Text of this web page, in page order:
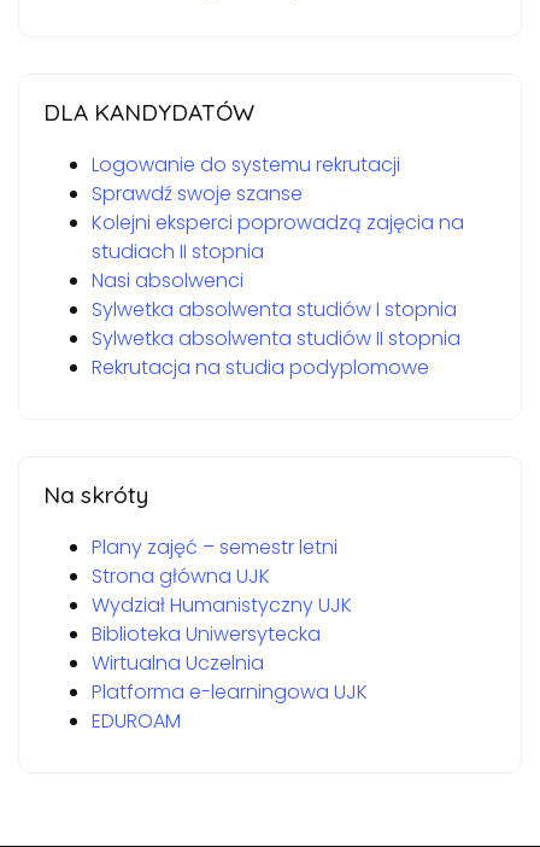
DLA KANDYDATÓW
Logowanie do systemu rekrutacji
Sprawdź swoje szanse
Kolejni eksperci poprowadzą zajęcia na
studiach II stopnia
Nasi absolwenci
Sylwetka absolwenta studiów I stopnia
Sylwetka absolwenta studiów II stopnia
Rekrutacja na studia podyplomowe
Na skróty
Plany zajęć – semestr letni
Strona główna UJK
Wydział Humanistyczny UJK
Biblioteka Uniwersytecka
Wirtualna Uczelnia
Platforma e-learningowa UJK
EDUROAM